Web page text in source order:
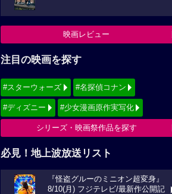
映画レビュー
注目の映画を探す
#スターウォーズ #名探偵コナン
#ディズニー #少女漫画原作実写化
シリーズ・映画祭作品を探す
必見！地上波放送リスト
『怪盗グルーのミニオン超変身』
8/10(月) フジテレビ/最新作公開記